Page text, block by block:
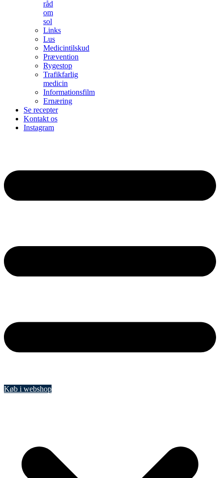
råd
om
sol
Links
Lus
Medicintilskud
Prævention
Rygestop
Trafikfarlig
medicin
Informationsfilm
Ernæring
Se recepter
Kontakt os
Instagram
Køb i webshop